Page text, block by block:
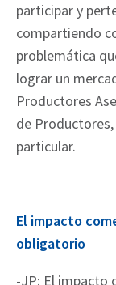
participar y
compartiendo
problemática
lograr un
Productores
de
particular.
El impacto
obligatorio
-JP: El impacto